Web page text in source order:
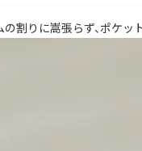
割りに嵩張らず、ポケッ